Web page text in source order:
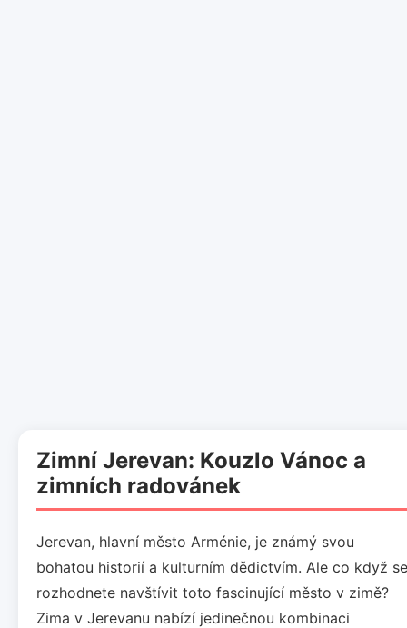
Zimní Jerevan: Kouzlo Vánoc a
zimních radovánek
Jerevan, hlavní město Arménie, je známý svou
bohatou historií a kulturním dědictvím. Ale co když se
rozhodnete navštívit toto fascinující město v zimě?
Zima v Jerevanu nabízí jedinečnou kombinaci